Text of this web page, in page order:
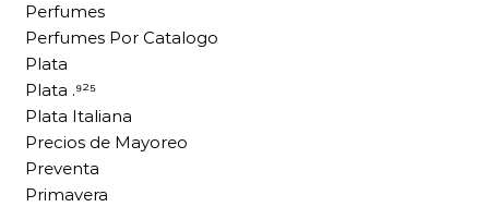
Perfumes
Perfumes Por Catalogo
Plata
Plata .⁹²⁵
Plata Italiana
Precios de Mayoreo
Preventa
Primavera